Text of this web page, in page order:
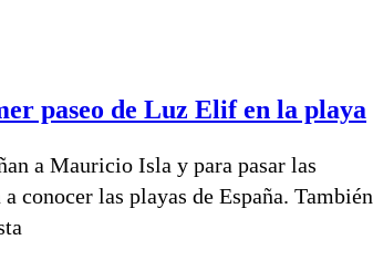
paseo de Luz Elif en la playa
a Mauricio Isla y para pasar las
conocer las playas de España. También